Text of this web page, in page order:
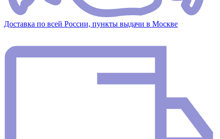
Доставка по всей России, пункты выдачи в Москве